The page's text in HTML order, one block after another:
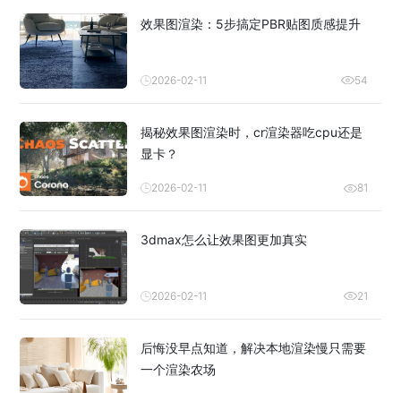
效果图渲染：5步搞定PBR贴图质感提升
2026-02-11 54
揭秘效果图渲染时，cr渲染器吃cpu还是
显卡？
2026-02-11 81
3dmax怎么让效果图更加真实
2026-02-11 21
后悔没早点知道，解决本地渲染慢只需要
一个渲染农场